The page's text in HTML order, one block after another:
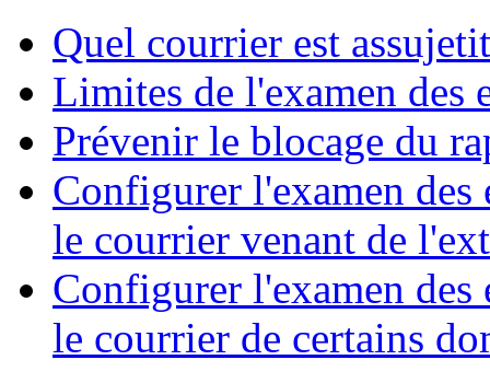
Quel courrier est
Limites de l'examen des
Prévenir le blocage du
Configurer l'examen des
le courrier venant de
Configurer l'examen des
le courrier de certains